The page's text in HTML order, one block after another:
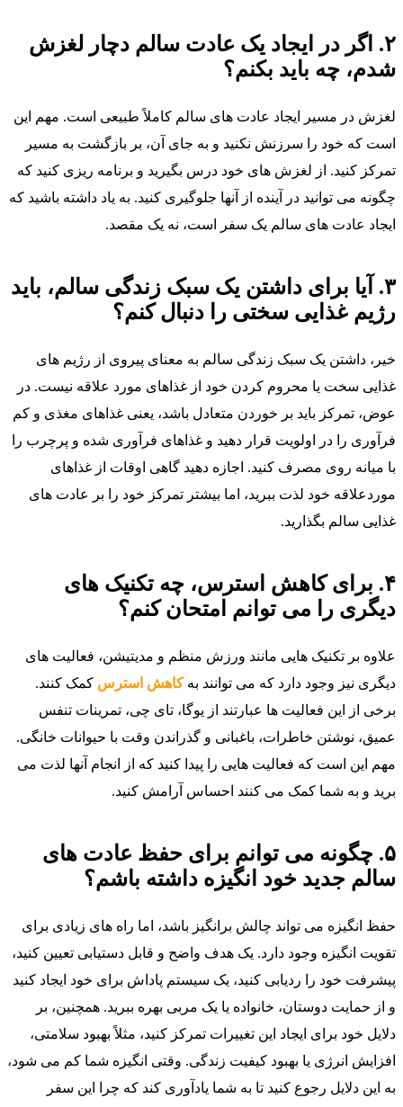
۲. اگر در ایجاد یک عادت سالم دچار لغزش
شدم، چه باید بکنم؟
لغزش در مسیر ایجاد عادت‌ های سالم کاملاً طبیعی است. مهم این
است که خود را سرزنش نکنید و به جای آن، بر بازگشت به مسیر
تمرکز کنید. از لغزش‌ های خود درس بگیرید و برنامه‌ ریزی کنید که
چگونه می‌ توانید در آینده از آنها جلوگیری کنید. به یاد داشته باشید که
ایجاد عادت‌ های سالم یک سفر است، نه یک مقصد.
۳. آیا برای داشتن یک سبک زندگی سالم، باید
رژیم غذایی سختی را دنبال کنم؟
خیر، داشتن یک سبک زندگی سالم به معنای پیروی از رژیم‌ های
غذایی سخت یا محروم کردن خود از غذاهای مورد علاقه نیست. در
عوض، تمرکز باید بر خوردن متعادل باشد، یعنی غذاهای مغذی و کم
فرآوری را در اولویت قرار دهید و غذاهای فرآوری شده و پرچرب را
با میانه‌ روی مصرف کنید. اجازه دهید گاهی اوقات از غذاهای
موردعلاقه خود لذت ببرید، اما بیشتر تمرکز خود را بر عادت‌ های
غذایی سالم بگذارید.
۴. برای کاهش استرس، چه تکنیک‌ های
دیگری را می‌ توانم امتحان کنم؟
علاوه بر تکنیک‌ هایی مانند ورزش منظم و مدیتیشن، فعالیت‌ های
دیگری نیز وجود دارد که می‌ توانند بهکاهش استرس کمک کنند.
برخی از این فعالیت‌ ها عبارتند از یوگا، تای چی، تمرینات تنفس
عمیق، نوشتن خاطرات، باغبانی و گذراندن وقت با حیوانات خانگی.
مهم این است که فعالیت‌ هایی را پیدا کنید که از انجام آنها لذت می‌
برید و به شما کمک می‌ کنند احساس آرامش کنید.
۵. چگونه می‌ توانم برای حفظ عادت‌ های
سالم جدید خود انگیزه داشته باشم؟
حفظ انگیزه می‌ تواند چالش‌ برانگیز باشد، اما راه‌ های زیادی برای
تقویت انگیزه وجود دارد. یک هدف واضح و قابل دستیابی تعیین کنید،
پیشرفت خود را ردیابی کنید، یک سیستم پاداش برای خود ایجاد کنید
و از حمایت دوستان، خانواده یا یک مربی بهره ببرید. همچنین، بر
دلایل خود برای ایجاد این تغییرات تمرکز کنید، مثلاً بهبود سلامتی،
افزایش انرژی یا بهبود کیفیت زندگی. وقتی انگیزه شما کم می‌ شود،
به این دلایل رجوع کنید تا به شما یادآوری کند که چرا این سفر